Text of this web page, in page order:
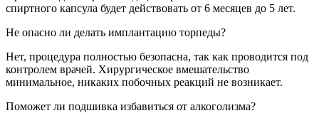
спиртного капсула будет действовать от 6 месяцев до 5 лет.
Не опасно ли делать имплантацию торпеды?
Нет, процедура полностью безопасна, так как проводится под
контролем врачей. Хирургическое вмешательство
минимальное, никаких побочных реакций не возникает.
Поможет ли подшивка избавиться от алкоголизма?